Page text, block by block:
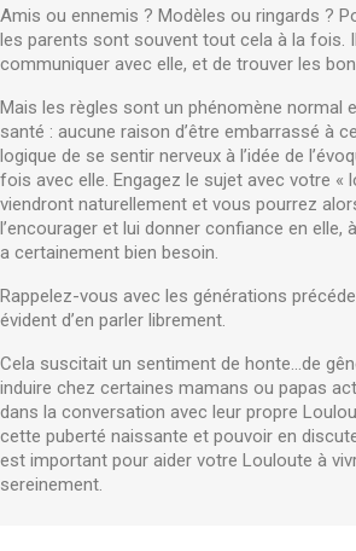
Amis ou ennemis ? Modèles ou ringards ?
les parents sont souvent tout cela à la fois.
communiquer avec elle, et de trouver les
Mais les règles sont un phénomène normal
santé : aucune raison d’être embarrassé à
logique de se sentir nerveux à l’idée de
fois avec elle. Engagez le sujet avec votre «
viendront naturellement et vous pourrez
l’encourager et lui donner confiance en elle,
a certainement bien besoin.
Rappelez-vous avec les générations
évident d’en parler librement.
Cela suscitait un sentiment de honte…de
induire chez certaines mamans ou papas
dans la conversation avec leur propre
cette puberté naissante et pouvoir en
est important pour aider votre Louloute à
sereinement.